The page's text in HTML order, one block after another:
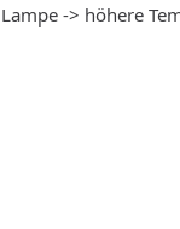
Lampe -> höhere